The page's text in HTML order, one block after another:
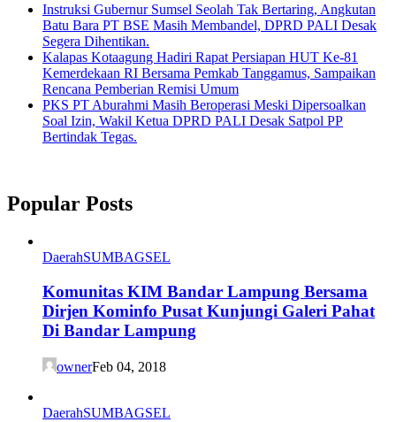
Instruksi Gubernur Sumsel Seolah Tak Bertaring, Angkutan
Batu Bara PT BSE Masih Membandel, DPRD PALI Desak
Segera Dihentikan.
Kalapas Kotaagung Hadiri Rapat Persiapan HUT Ke-81
Kemerdekaan RI Bersama Pemkab Tanggamus, Sampaikan
Rencana Pemberian Remisi Umum
PKS PT Aburahmi Masih Beroperasi Meski Dipersoalkan
Soal Izin, Wakil Ketua DPRD PALI Desak Satpol PP
Bertindak Tegas.
Popular Posts
DaerahSUMBAGSEL
Komunitas KIM Bandar Lampung Bersama
Dirjen Kominfo Pusat Kunjungi Galeri Pahat
Di Bandar Lampung
ownerFeb 04, 2018
DaerahSUMBAGSEL